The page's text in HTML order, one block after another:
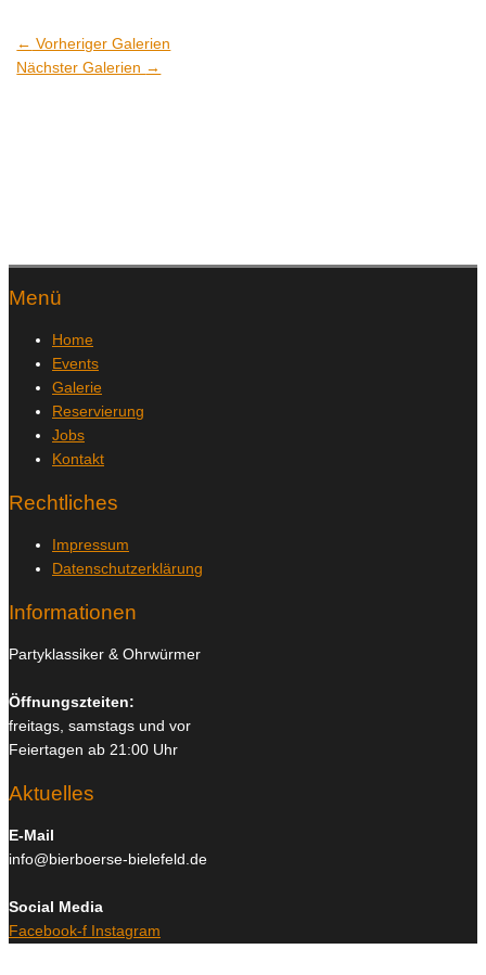
← Vorheriger Galerien
Nächster Galerien →
Menü
Home
Events
Galerie
Reservierung
Jobs
Kontakt
Rechtliches
Impressum
Datenschutzerklärung
Informationen
Partyklassiker & Ohrwürmer
Öffnungszteiten:
freitags, samstags und vor
Feiertagen ab 21:00 Uhr
Aktuelles
E-Mail
info@bierboerse-bielefeld.de
Social Media
Facebook-f Instagram